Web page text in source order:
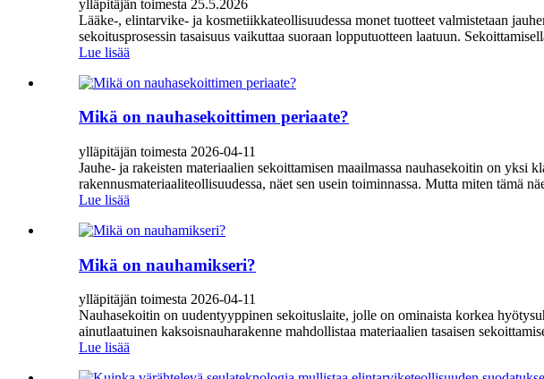
ylläpitäjän toimesta 25.5.2026
Lääke-, elintarvike- ja kosmetiikkateollisuudessa monet tuotteet valmistetaan
sekoitusprosessin tasaisuus vaikuttaa suoraan lopputuotteen laatuun.
Lue lisää
Mikä on nauhasekoittimen periaate?
ylläpitäjän toimesta 2026-04-11
Jauhe- ja rakeisten materiaalien sekoittamisen maailmassa nauhasekoitin on
rakennusmateriaaliteollisuudessa, näet sen usein toiminnassa. Mutta miten tämä
Lue lisää
Mikä on nauhamikseri?
ylläpitäjän toimesta 2026-04-11
Nauhasekoitin on uudentyyppinen sekoituslaite, jolle on ominaista korkea
ainutlaatuinen kaksoisnauharakenne mahdollistaa materiaalien tasaisen
Lue lisää